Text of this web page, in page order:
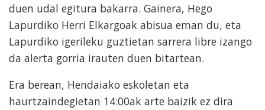
duen udal egitura bakarra. Gainera, Hego
Lapurdiko Herri Elkargoak abisua eman du, eta
Lapurdiko igerileku guztietan sarrera libre izango
da alerta gorria irauten duen bitartean.
Era berean, Hendaiako eskoletan eta
haurtzaindegietan 14:00ak arte baizik ez dira